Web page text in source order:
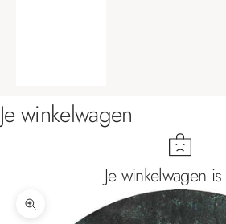
Je winkelwagen
Je winkelwagen
In-/uitzoomen